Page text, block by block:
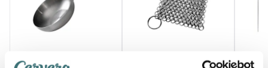
Skottsberg